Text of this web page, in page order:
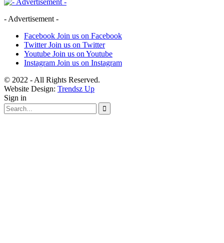
- Advertisement -
Facebook Join us on Facebook
Twitter Join us on Twitter
Youtube Join us on Youtube
Instagram Join us on Instagram
© 2022 - All Rights Reserved.
Website Design: Trendsz Up
Sign in